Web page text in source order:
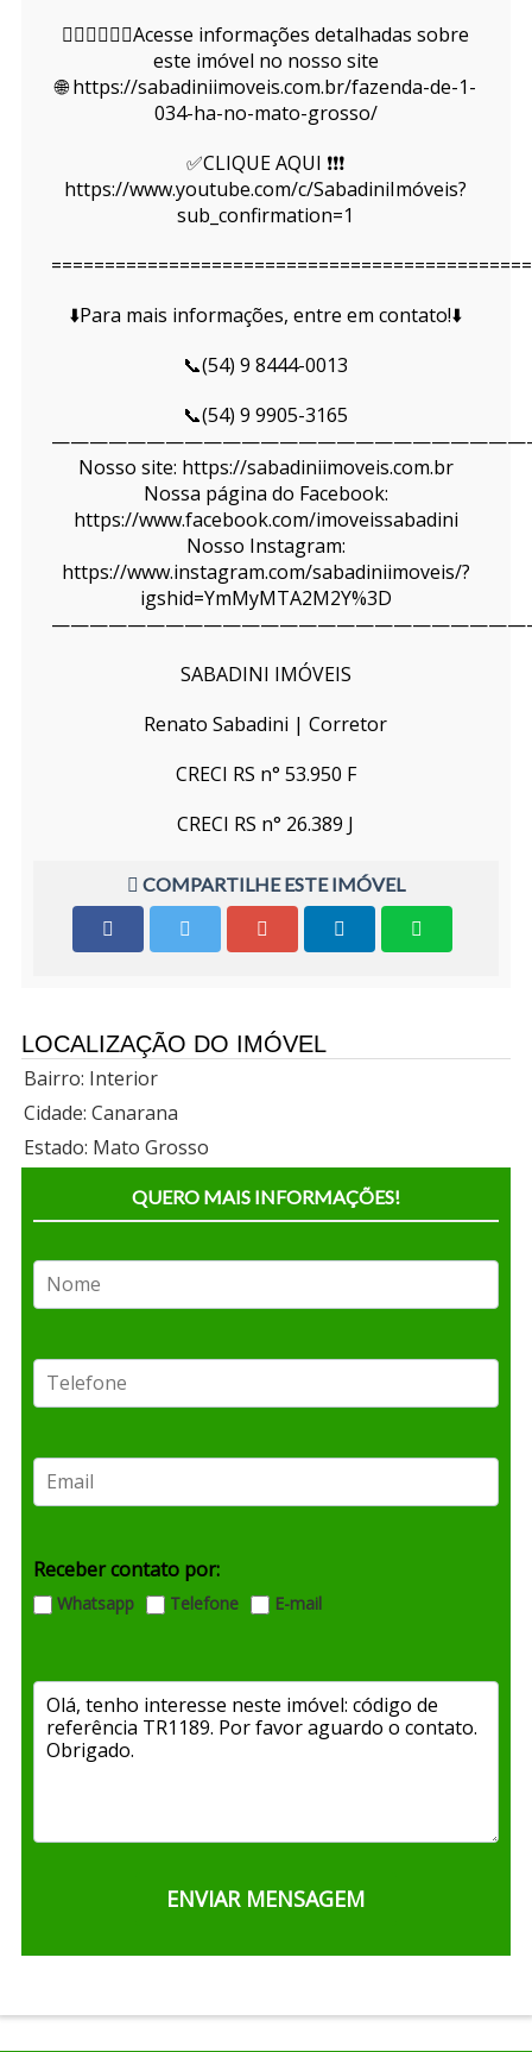
👇🏻👇🏻👇🏻Acesse informações detalhadas sobre
este imóvel no nosso site
🌐 https://sabadiniimoveis.com.br/fazenda-de-1-
034-ha-no-mato-grosso/
✅CLIQUE AQUI ❗❗❗
https://www.youtube.com/c/SabadiniImóveis?
sub_confirmation=1
⬇️Para mais informações, entre em contato!⬇️
📞(54) 9 8444-0013
📞(54) 9 9905-3165
Nosso site: https://sabadiniimoveis.com.br
Nossa página do Facebook:
https://www.facebook.com/imoveissabadini
Nosso Instagram:
https://www.instagram.com/sabadiniimoveis/?
igshid=YmMyMTA2M2Y%3D
SABADINI IMÓVEIS
Renato Sabadini | Corretor
CRECI RS n° 53.950 F
CRECI RS n° 26.389 J
COMPARTILHE ESTE IMÓVEL
LOCALIZAÇÃO DO IMÓVEL
Bairro: Interior
Cidade: Canarana
Estado: Mato Grosso
QUERO MAIS INFORMAÇÕES!
Receber contato por:
Whatsapp Telefone E-mail